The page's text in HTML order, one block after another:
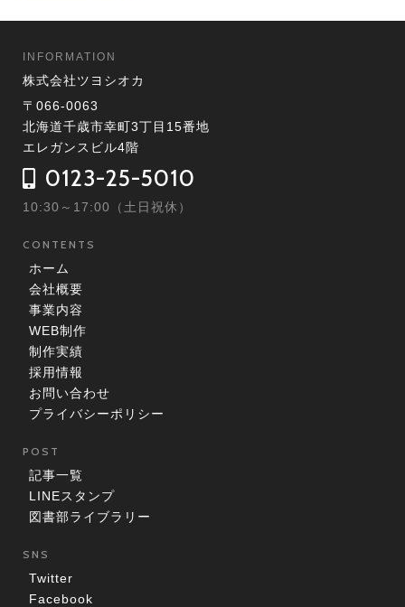
INFORMATION
株式会社ツヨシオカ
〒066-0063
北海道千歳市幸町3丁目15番地
エレガンスビル4階
0123-25-5010
10:30～17:00（土日祝休）
CONTENTS
ホーム
会社概要
事業内容
WEB制作
制作実績
採用情報
お問い合わせ
プライバシーポリシー
POST
記事一覧
LINEスタンプ
図書部ライブラリー
SNS
Twitter
Facebook